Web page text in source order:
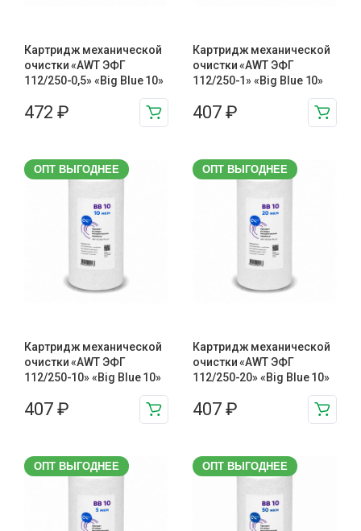
Картридж механической
очистки «AWT ЭФГ
112/250-0,5» «Big Blue 10»
472 ₽
Картридж механической
очистки «AWT ЭФГ
112/250-1» «Big Blue 10»
407 ₽
ОПТ ВЫГОДНЕЕ
Картридж механической
очистки «AWT ЭФГ
112/250-10» «Big Blue 10»
407 ₽
ОПТ ВЫГОДНЕЕ
Картридж механической
очистки «AWT ЭФГ
112/250-20» «Big Blue 10»
407 ₽
ОПТ ВЫГОДНЕЕ ОПТ ВЫГОДНЕЕ